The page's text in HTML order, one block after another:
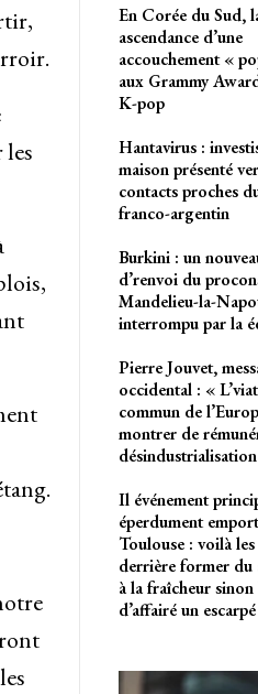
En Corée du Sud,
ascendance d’une
accouchement «
aux Grammy
K-pop
Hantavirus :
maison présenté
contacts proches
franco-argentin
Burkini : un
d’renvoi du
Mandelieu-la-
interrompu par la
Pierre Jouvet,
occidental : «
commun de
montrer de
Il événement
éperdument
Toulouse : voilà les
derrière former du
à la fraîcheur
d’affairé un escarpé